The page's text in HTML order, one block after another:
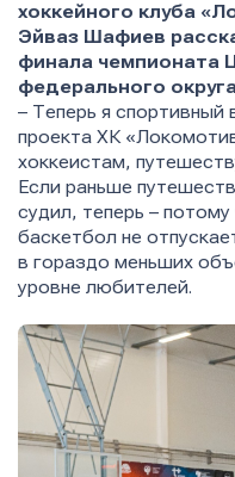
хоккейного клуба
Эйваз Шафиев
финала чемпионата
федерального
– Теперь я
проекта ХК
хоккеистам,
Если раньше
судил, теперь –
баскетбол не
в гораздо меньших
уровне любителей.